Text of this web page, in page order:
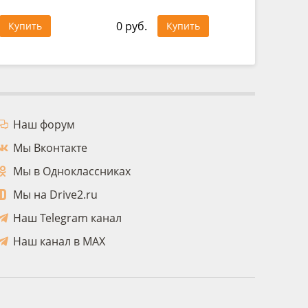
Купить 0 руб. Купить
Наш форум
Мы Вконтакте
Мы в Одноклассниках
Мы на Drive2.ru
Наш Telegram канал
Наш канал в MAX